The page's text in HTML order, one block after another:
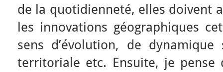
de la quotidienneté, elles doivent
les innovations géographiques
sens d’évolution, de
territoriale etc. Ensuite, je pense